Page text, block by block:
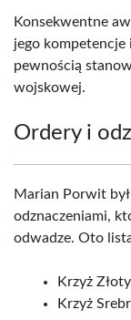
Konsekwentne
jego kompetencje
pewnością
wojskowej.
Ordery i
Marian Porwit
odznaczeniami,
odwadze. Oto
Krzyż
Krzyż